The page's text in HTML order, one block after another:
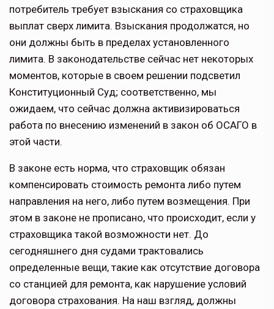
потребитель требует взыскания со страховщика
выплат сверх лимита. Взыскания продолжатся, но
они должны быть в пределах установленного
лимита. В законодательстве сейчас нет некоторых
моментов, которые в своем решении подсветил
Конституционный Суд; соответственно, мы
ожидаем, что сейчас должна активизироваться
работа по внесению изменений в закон об ОСАГО в
этой части.
В законе есть норма, что страховщик обязан
компенсировать стоимость ремонта либо путем
направления на него, либо путем возмещения. При
этом в законе не прописано, что происходит, если у
страховщика такой возможности нет. До
сегодняшнего дня судами трактовались
определенные вещи, такие как отсутствие договора
со станцией для ремонта, как нарушение условий
договора страхования. На наш взгляд, должны